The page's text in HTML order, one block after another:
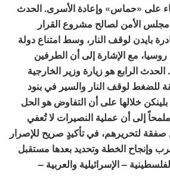
على «حماس» وإعادة الأسرى. الحدث
الأمن لصالح مشروع القرار
بايدن لوقف النار، وسط امتناع دولة
مع الإشارة إلى أن الطرفين
الحدث الرابع هو زيارة وزير الخارجية
للضغط لوقف النار والسير في بنود
بلينكن خلالها على أن التفاوض هو الحل
ملمحاً إلى أن عملية النصيرات لا تُعفي
صفقة لتحريرهم، في تأكيدٍ صريح للإصرار
وإنجاح الخطة وتحديد بعدها مستقبل
– الإسرائيلية والعربية –